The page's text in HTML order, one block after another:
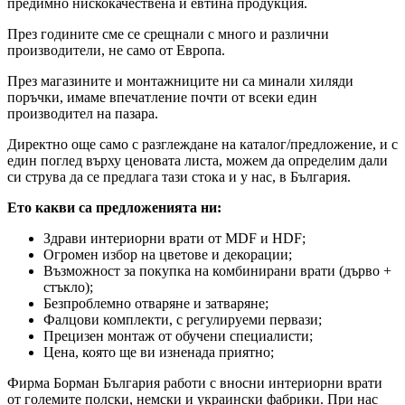
предимно нискокачествена и евтина продукция.
През годините сме се срещнали с много и различни
производители, не само от Европа.
През магазините и монтажниците ни са минали хиляди
поръчки, имаме впечатление почти от всеки един
производител на пазара.
Директно още само с разглеждане на каталог/предложение, и с
един поглед върху ценовата листа, можем да определим дали
си струва да се предлага тази стока и у нас, в България.
Ето какви са предложенията ни:
Здрави интериорни врати от MDF и HDF;
Огромен избор на цветове и декорации;
Възможност за покупка на комбинирани врати (дърво +
стъкло);
Безпроблемно отваряне и затваряне;
Фалцови комплекти, с регулируеми первази;
Прецизен монтаж от обучени специалисти;
Цена, която ще ви изненада приятно;
Фирма Борман България работи с вносни интериорни врати
от големите полски, немски и украински фабрики. При нас